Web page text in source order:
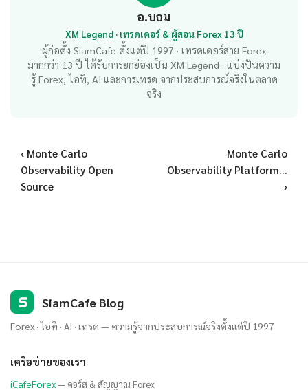
อ.บอม
XM Legend · เทรดเดอร์ & ผู้สอน Forex 13 ปี
ผู้ก่อตั้ง SiamCafe ตั้งแต่ปี 1997 · เทรดเดอร์สาย Forex
มากกว่า 13 ปี ได้รับการยกย่องเป็น XM Legend · แบ่งปันความ
รู้ Forex, ไอที, AI และการเทรด จากประสบการณ์จริงในตลาด
จริง
‹ Monte Carlo
Observability Open
Source
Monte Carlo
Observability Platform...
›
S SiamCafe Blog
Forex · ไอที · AI · เทรด — ความรู้จากประสบการณ์จริงตั้งแต่ปี 1997
เครือข่ายของเรา
iCafeForex— คอร์ส & สัญญาณ Forex